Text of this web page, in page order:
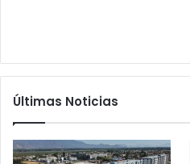
Últimas Noticias